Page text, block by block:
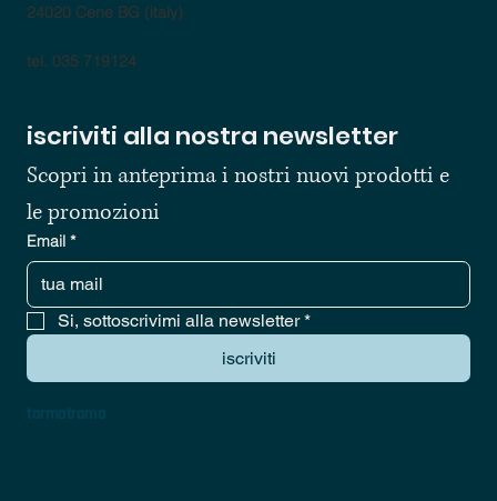
24020 Cene BG (italy)
tel. 035 719124
iscriviti alla nostra newsletter
Scopri in anteprima i nostri nuovi prodotti e
le promozioni
Email *
Si, sottoscrivimi alla newsletter *
iscriviti